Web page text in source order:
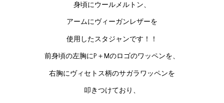
身頃にウールメルトン、
アームにヴィーガンレザーを
使用したスタジャンです！！
前身頃の左胸にP＋Mのロゴのワッペンを、
右胸にヴィセトス柄のサガラワッペンを
叩きつけており、